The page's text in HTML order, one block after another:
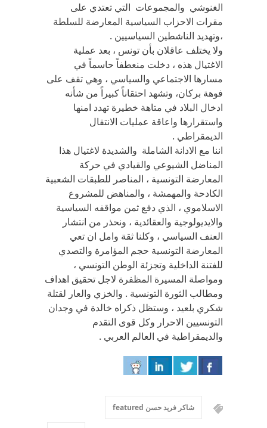
الغنوشي والمجموعات التي تعتدي على
مقرات الاحزاب السياسية المعارضة للسلطة
،وتهديد الناشطين السياسيين .
ولا يختلف عاقلان بأن تونس ، بعد عملية
الاغتيال هذه ، دخلت منعطفاً حاسماً في
مسارها الاجتماعي والسياسي ، وهي تقف على
فوهة بركان، وتشهد احتقاناً كبيراً من شأنه
ادخال البلاد في متاهة خطيرة تهدد امنها
واستقرارها واعاقة عمليات الانتقال
الديمقراطي .
اننا مع الادانة الشاملة والشديدة لاغتيال هذا
المناضل الشيوعي والقيادي في حركة
المعارضة التونسية ، المناصر للطبقات الشعبية
الكادحة والمهمشة ، والمناهض للمشروع
الاسلاموي ، الذي دفع ثمن مواقفه السياسية
والايديولوجية والعقائدية ، ونحذر من انتشار
العنف السياسي ، وكلنا ثقة وامل ان تعي
المعارضة التونسية حجم المؤامرة والتصدي
للفتنة الداخلية وتجزئة الوطن التونسي ،
ومواصلة المسيرة المظفرة لاجل تحقيق اهداف
ومطالب الثورة التونسية . والخزي والعار لقتلة
شكري بلعيد ، وستظل ذكراه خالدة في وجدان
التونسيين الاحرار وكل قوى التقدم
والديمقراطية في العالم العربي .
شاكر فريد حسن featured